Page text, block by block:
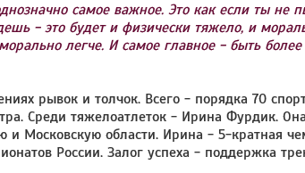
самое важное. Это как если ты не
- это будет и физически тяжело, и
легче. И самое главное - быть
рывок и толчок. Всего - порядка 70
Среди тяжелоатлеток - Ирина Фурдик.
и Московскую области. Ирина - 5-кратная
России. Залог успеха - поддержка